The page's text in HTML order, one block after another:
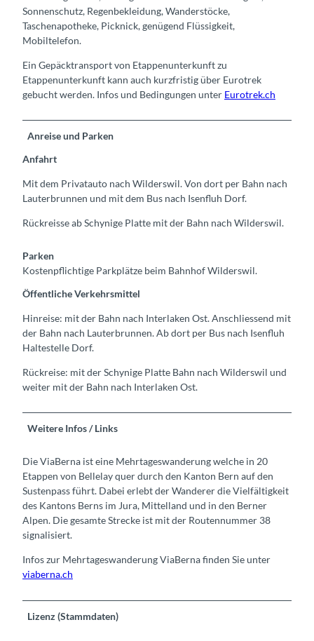
Sonnenschutz, Regenbekleidung, Wanderstöcke,
Taschenapotheke, Picknick, genügend Flüssigkeit,
Mobiltelefon.
Ein Gepäcktransport von Etappenunterkunft zu
Etappenunterkunft kann auch kurzfristig über Eurotrek
gebucht werden. Infos und Bedingungen unter Eurotrek.ch
Anreise und Parken
Anfahrt
Mit dem Privatauto nach Wilderswil. Von dort per Bahn nach
Lauterbrunnen und mit dem Bus nach Isenfluh Dorf.
Rückreisse ab Schynige Platte mit der Bahn nach Wilderswil.
Parken
Kostenpflichtige Parkplätze beim Bahnhof Wilderswil.
Öffentliche Verkehrsmittel
Hinreise: mit der Bahn nach Interlaken Ost. Anschliessend mit
der Bahn nach Lauterbrunnen. Ab dort per Bus nach Isenfluh
Haltestelle Dorf.
Rückreise: mit der Schynige Platte Bahn nach Wilderswil und
weiter mit der Bahn nach Interlaken Ost.
Weitere Infos / Links
Die ViaBerna ist eine Mehrtageswanderung welche in 20
Etappen von Bellelay quer durch den Kanton Bern auf den
Sustenpass führt. Dabei erlebt der Wanderer die Vielfältigkeit
des Kantons Berns im Jura, Mittelland und in den Berner
Alpen. Die gesamte Strecke ist mit der Routennummer 38
signalisiert.
Infos zur Mehrtageswanderung ViaBerna finden Sie unter
viaberna.ch
Lizenz (Stammdaten)